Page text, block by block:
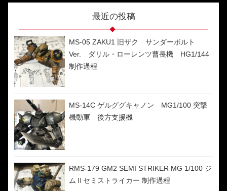
最近の投稿
MS-05 ZAKU1 旧ザク サンダーボルト
Ver. ダリル・ローレンツ曹長機 HG1/144
制作過程
MS-14C ゲルググキャノン MG1/100 突撃
機動軍 後方支援機
RMS-179 GM2 SEMI STRIKER MG 1/100 ジ
ムⅡセミストライカー 制作過程